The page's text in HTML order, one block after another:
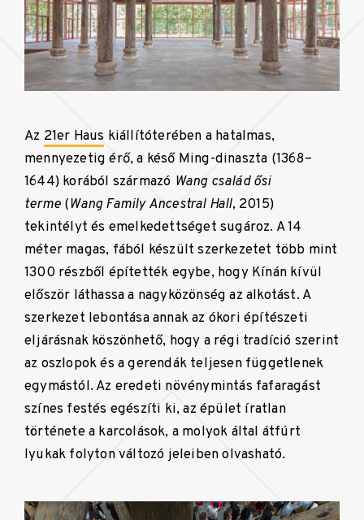
Az 21er Haus kiállítóterében a hatalmas,
mennyezetig érő, a késő Ming-dinaszta (1368–
1644) korából származó Wang család ősi
terme (Wang Family Ancestral Hall,2015)
tekintélyt és emelkedettséget sugároz. A 14
méter magas, fából készült szerkezetet több mint
1300 részből építették egybe, hogy Kínán kívül
először láthassa a nagyközönség az alkotást. A
szerkezet lebontása annak az ókori építészeti
eljárásnak köszönhető, hogy a régi tradíció szerint
az oszlopok és a gerendák teljesen függetlenek
egymástól. Az eredeti növénymintás fafaragást
színes festés egészíti ki, az épület íratlan
története a karcolások, a molyok által átfúrt
lyukak folyton változó jeleiben olvasható.